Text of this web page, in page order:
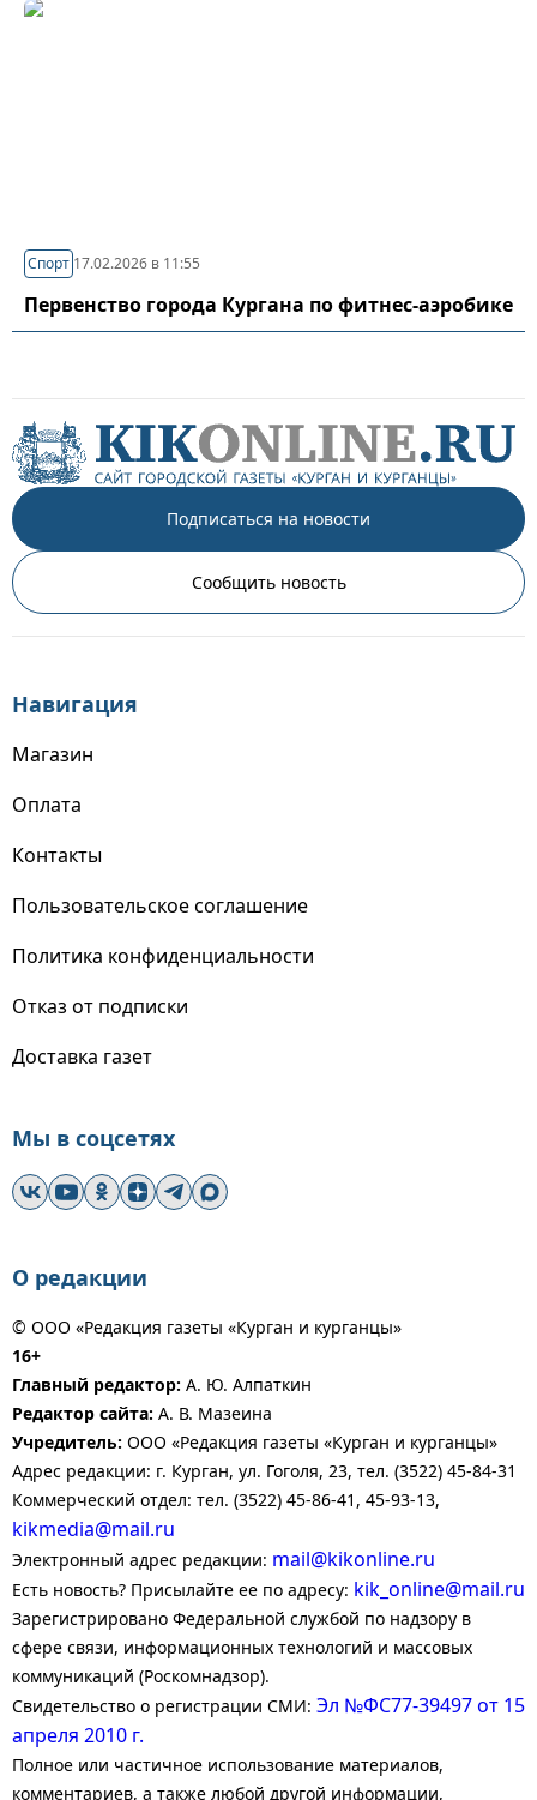
Спорт 17.02.2026 в 11:55
Первенство города Кургана по фитнес-аэробике
Подписаться на новости
Сообщить новость
Навигация
Магазин
Оплата
Контакты
Пользовательское соглашение
Политика конфиденциальности
Отказ от подписки
Доставка газет
Мы в соцсетях
О редакции
© ООО «Редакция газеты «Курган и курганцы»
16+
Главный редактор: А. Ю. Алпаткин
Редактор сайта: А. В. Мазеина
Учредитель: ООО «Редакция газеты «Курган и курганцы»
Адрес редакции: г. Курган, ул. Гоголя, 23, тел. (3522) 45-84-31
Коммерческий отдел: тел. (3522) 45-86-41, 45-93-13,
kikmedia@mail.ru
Электронный адрес редакции: mail@kikonline.ru
Есть новость? Присылайте ее по адресу: kik_online@mail.ru
Зарегистрировано Федеральной службой по надзору в
сфере связи, информационных технологий и массовых
коммуникаций (Роскомнадзор).
Свидетельство о регистрации СМИ: Эл №ФС77-39497 от 15
апреля 2010 г.
Полное или частичное использование материалов,
комментариев, а также любой другой информации,